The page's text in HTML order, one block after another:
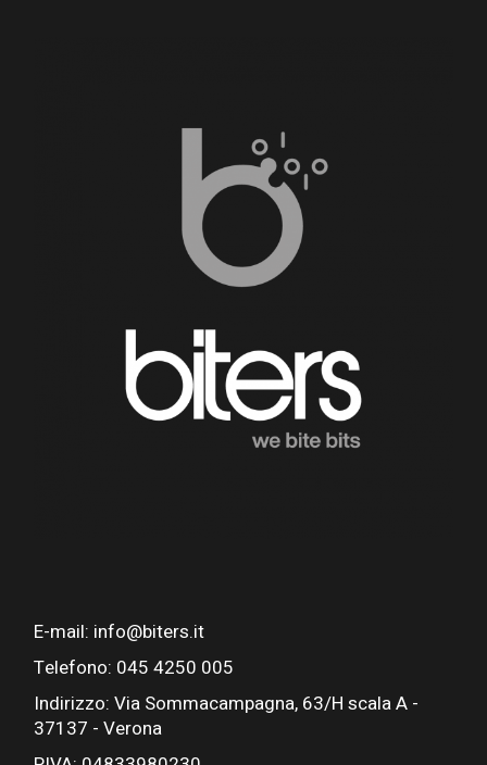
E-mail: info@biters.it
Telefono: 045 4250 005
Indirizzo: Via Sommacampagna, 63/H scala A -
37137 - Verona